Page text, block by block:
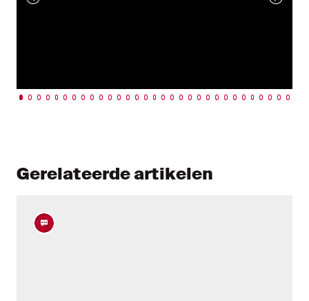
Gerelateerde artikelen